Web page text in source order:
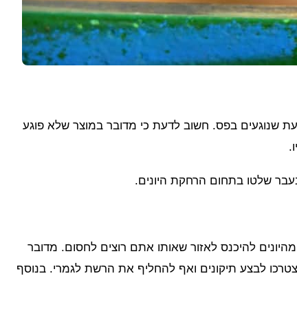
שנוגעים בפס. חשוב לדעת כי מדובר במוצר שלא פוגע
שלטו בתחום הרחקת היונים.
להיכנס לאזור שאותו אתם רוצים לחסום. מדובר
לבצע תיקונים ואף להחליף את הרשת לגמרי. בנוסף